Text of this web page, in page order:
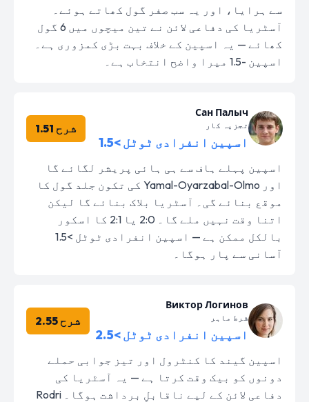
سے ہرایا، اور یہ سب صفر گول کھاتے ہوئے۔
آسٹریا کی دفاعی لائن نے تین میچوں میں 6 گول
کھائے — یہ اسپین کے خلاف بہت بڑی کمزوری ہے۔
اسپین -1.5 میرا واضح انتخاب ہے۔
Сан Палыч
تجزیہ کار
اسپین انفرادی ٹوٹل >1.5
شرح 1.51
اسپین پہلے ہاف سے ہی ہائی پریشر لگائے گا
اور Yamal-Oyarzabal-Olmo کی تکون جلد گول کا
موقع بنائے گی۔ آسٹریا بلاک بنائے گا لیکن
اتنا وقت نہیں ملے گا۔ 2:0 یا 2:1 کا اسکور
بالکل ممکن ہے — اسپین انفرادی ٹوٹل >1.5
آسانی سے پار ہوگا۔
Виктор Логинов
شرط ماہر
اسپین انفرادی ٹوٹل >2.5
شرح 2.55
اسپین گیند کا کنٹرول اور تیز جوابی حملے
دونوں کو بیک وقت کرتا ہے — یہ آسٹریا کی
دفاعی لائن کے لیے ناقابلِ برداشت ہوگا۔ Rodri